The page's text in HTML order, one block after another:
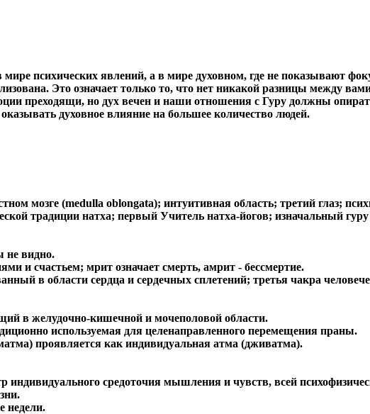
мире психических явлений, а в мире духовном, где не показывают
Это означает только то, что нет никакой разницы между
преходящи, но дух вечен и наши отношения с Гуру должны
духовное влияние на большее количество людей.
мозге (medulla oblongata); интуитивная область; третий глаз;
традиции натха; первый Учитель натха-йогов; изначальный гуру
не видно.
и счастьем; мрит означает смерть, амрит - бессмертие.
в области сердца и сердечных сплетений; третья чакра
в желудочно-кишечной и мочеполовой области.
используемая для целенаправленного перемещения праны.
проявляется как индивидуальная атма (дживатма).
индивидуального средоточия мышления и чувств, всей
недели.